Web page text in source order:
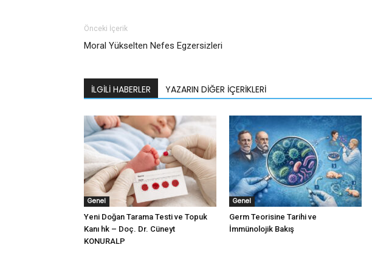
Önceki İçerik
Moral Yükselten Nefes Egzersizleri
İLGILI HABERLER YAZARIN DIĞER İÇERIKLERI
Genel
Yeni Doğan Tarama Testi ve Topuk
Kanı hk – Doç. Dr. Cüneyt
KONURALP
Genel
Germ Teorisine Tarihi ve
İmmünolojik Bakış